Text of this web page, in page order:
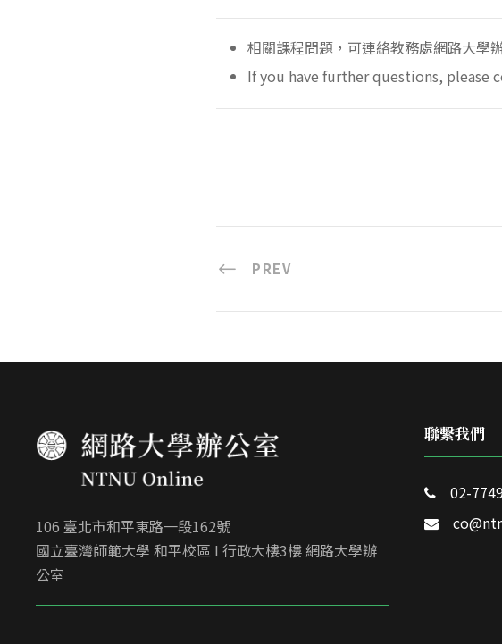
相關課程問題，可連絡教務處網路大學
If you have further questions, please
PREV
106 臺北市和平東路一段162號
國立臺灣師範大學 和平校區 I 行政大樓3樓 網路大學辦
公室
聯繫我們
02-